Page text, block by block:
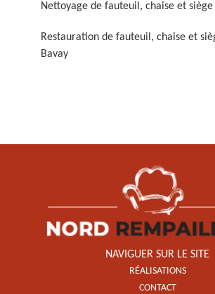
Nettoyage de fauteuil, chaise et siège
Restauration de fauteuil, chaise et
Bavay
NAVIGUER SUR LE SITE
RÉALISATIONS
CONTACT